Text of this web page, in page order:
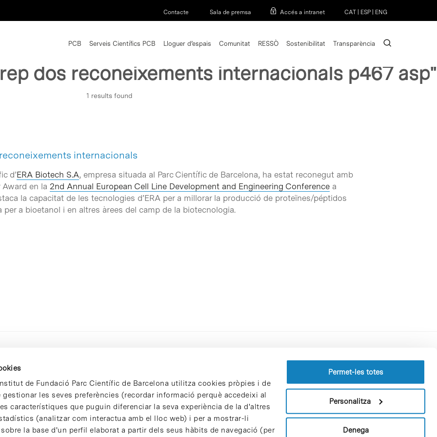
de Fundació Parc Científic de Barcelona utilitza cookies pròpies i de
les seves preferències (recordar informació perquè accedeixi al
característiques que puguin diferenciar la seva experiència de la d'altres
(analitzar com interactua amb el lloc web) i per a mostrar-li
la base d'un perfil elaborat a partir dels seus hàbits de navegació (per
Permet-les totes
Personalitza
Denega
Contacte Sala de premsa Accés a intranet CAT ESP ENG
PCB Serveis Científics PCB Lloguer d’espais Comunitat RESSÒ Sostenibilitat Transparència search
dos reconeixements internacionals p467 asp"
1 results found
internacionals
d’ERA Biotech S.A, empresa situada al Parc Científic de Barcelona, ha estat reconegut amb
Award en la 2nd Annual European Cell Line Development and Engineering Conference a
la capacitat de les tecnologies d’ERA per a millorar la producció de proteïnes/péptidos
per a bioetanol i en altres àrees del camp de la biotecnologia.
Perfil del contractant
Política de privacitat
Política de cookies
Patrons i patrocinadors
Borsa de treball